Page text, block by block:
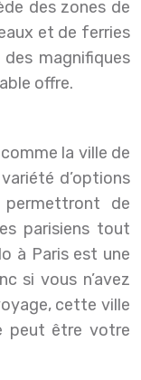
des zones de
et de ferries
magnifiques
offre.
la ville de
d’options
de
parisiens tout
à Paris est une
si vous n’avez
cette ville
peut être votre